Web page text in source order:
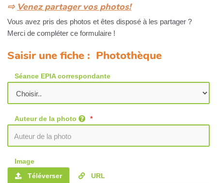
⇨ Venez partager vos photos!
Vous avez pris des photos et êtes disposé à les partager ?
Merci de compléter ce formulaire !
Saisir une fiche : Photothèque
Séance EPIA correspondante
Auteur de la photo
Image
Téléverser URL